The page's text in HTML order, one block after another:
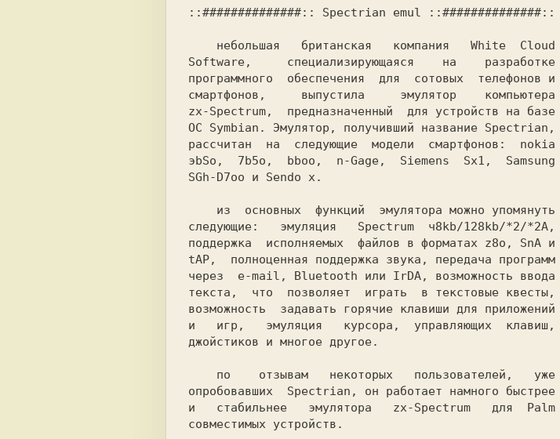
::##############:: Spectrian emul ::##############::
Software,     специализирующаяся    на    разработке
программного  обеспечения  для  сотовых  телефонов и
смартфонов,     выпустила     эмулятор    компьютера
zx-Spectrum,  предназначенный  для устройств на базе
ОС Symbian. Эмулятор, получивший название Spectrian,
рассчитан  на  следующие  модели  смартфонов:  nokia
эbSо,  7b5o,  bboo,  n-Gage,  Siemens  Sx1,  Samsung
SGh-D7оо и Sendo х.
следующие:   эмуляция   Spectrum  ч8kb/128kb/*2/*2A,
поддержка  исполняемых  файлов в форматах z8о, SnA и
tAP,  полноценная поддержка звука, передача программ
через  е-mail, Bluetooth или IrDA, возможность ввода
текста,  что  позволяет  играть  в текстовые квесты,
возможность  задавать горячие клавиши для приложений
джойстиков и многое другое.
опробовавших  Spectrian, он работает намного быстрее
и   стабильнее   эмулятора   zx-Spectrum   для  Palm
совместимых устройств.